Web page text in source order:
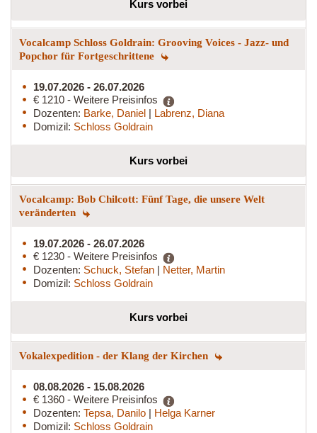
Kurs vorbei
Vocalcamp Schloss Goldrain: Grooving Voices - Jazz- und
Popchor für Fortgeschrittene
19.07.2026 - 26.07.2026
€ 1210 - Weitere Preisinfos
Dozenten: Barke, Daniel | Labrenz, Diana
Domizil: Schloss Goldrain
Kurs vorbei
Vocalcamp: Bob Chilcott: Fünf Tage, die unsere Welt
veränderten
19.07.2026 - 26.07.2026
€ 1230 - Weitere Preisinfos
Dozenten: Schuck, Stefan | Netter, Martin
Domizil: Schloss Goldrain
Kurs vorbei
Vokalexpedition - der Klang der Kirchen
08.08.2026 - 15.08.2026
€ 1360 - Weitere Preisinfos
Dozenten: Tepsa, Danilo | Helga Karner
Domizil: Schloss Goldrain